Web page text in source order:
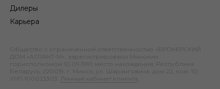
Дилеры
Карьера
Общество с ограниченной ответственностью «БРОКЕРСКИЙ
ДОМ «АТЛАНТ-М», зарегистрировано Минским
горисполкомом 10.09.1991; место нахождения: Республика
Беларусь, 220019, г. Минск, ул. Шаранговича, дом 22, ком. 10;
УНП 100023303.
Личный кабинет клиента